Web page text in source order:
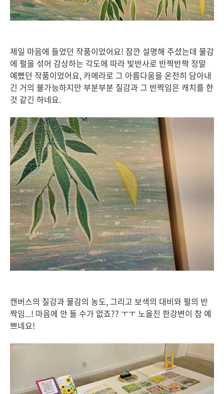
제일 마음에 들었던 작품이었어요! 잠깐 설명해 주셨는데 물감
에 펄을 섞어 감상하는 각도에 따라 빛반사로 반짝반짝 정말
예뻤던 작품이었어요, 카메라로 그 아름다움을 온전히 담아내
긴 거의 불가능하지만 부분부분 질감과 그 반짝임은 캐치를 한
것 같긴 하네요.
캔버스의 질감과 물감의 농도, 그리고 보색의 대비와 펄의 반
짝임...! 마음에 안 들 수가 없죠?? ㅜㅜ 노을진 한강변이 참 예
쁘네요!